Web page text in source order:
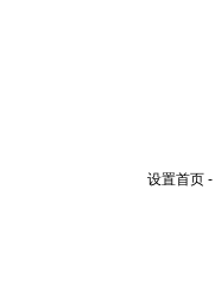
设置首页 -